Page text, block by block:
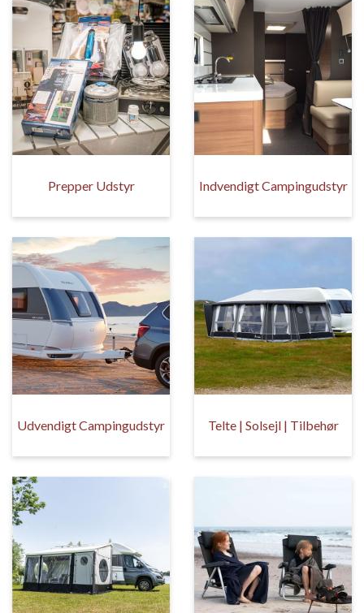
Prepper Udstyr Indvendigt Campingudstyr
Udvendigt Campingudstyr Telte | Solsejl | Tilbehør